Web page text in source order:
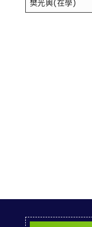
樊光輿(在學)